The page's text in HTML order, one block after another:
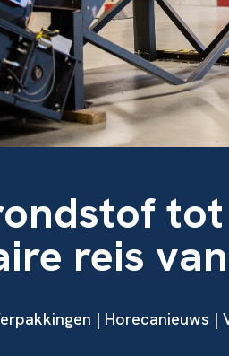
reis
| Horecanieuws |